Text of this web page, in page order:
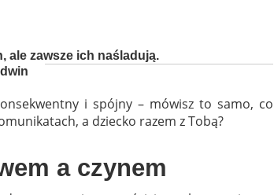
ale zawsze ich naśladują.
i spójny – mówisz to samo, co
a dziecko razem z Tobą?
a czynem